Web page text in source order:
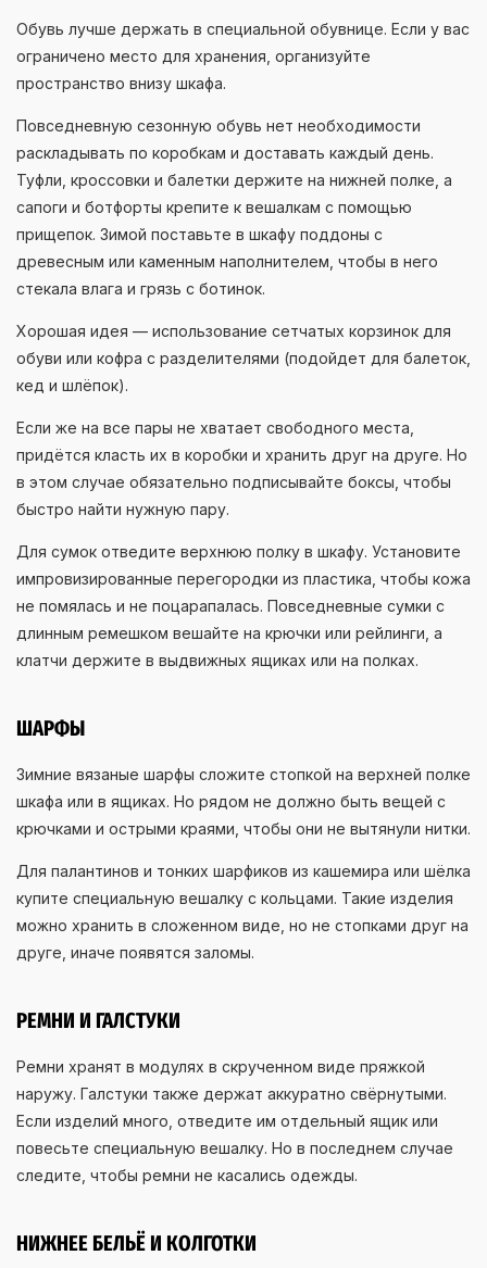
Обувь лучше держать в специальной обувнице. Если у вас
ограничено место для хранения, организуйте
пространство внизу шкафа.
Повседневную сезонную обувь нет необходимости
раскладывать по коробкам и доставать каждый день.
Туфли, кроссовки и балетки держите на нижней полке, а
сапоги и ботфорты крепите к вешалкам с помощью
прищепок. Зимой поставьте в шкафу поддоны с
древесным или каменным наполнителем, чтобы в него
стекала влага и грязь с ботинок.
Хорошая идея — использование сетчатых корзинок для
обуви или кофра с разделителями (подойдет для балеток,
кед и шлёпок).
Если же на все пары не хватает свободного места,
придётся класть их в коробки и хранить друг на друге. Но
в этом случае обязательно подписывайте боксы, чтобы
быстро найти нужную пару.
Для сумок отведите верхнюю полку в шкафу. Установите
импровизированные перегородки из пластика, чтобы кожа
не помялась и не поцарапалась. Повседневные сумки с
длинным ремешком вешайте на крючки или рейлинги, а
клатчи держите в выдвижных ящиках или на полках.
ШАРФЫ
Зимние вязаные шарфы сложите стопкой на верхней полке
шкафа или в ящиках. Но рядом не должно быть вещей с
крючками и острыми краями, чтобы они не вытянули нитки.
Для палантинов и тонких шарфиков из кашемира или шёлка
купите специальную вешалку с кольцами. Такие изделия
можно хранить в сложенном виде, но не стопками друг на
друге, иначе появятся заломы.
РЕМНИ И ГАЛСТУКИ
Ремни хранят в модулях в скрученном виде пряжкой
наружу. Галстуки также держат аккуратно свёрнутыми.
Если изделий много, отведите им отдельный ящик или
повесьте специальную вешалку. Но в последнем случае
следите, чтобы ремни не касались одежды.
НИЖНЕЕ БЕЛЬЁ И КОЛГОТКИ